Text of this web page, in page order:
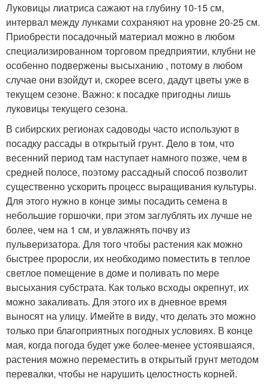
Луковицы лиатриса сажают на глубину 10-15 см,
интервал между лунками сохраняют на уровне 20-25 см.
Приобрести посадочный материал можно в любом
специализированном торговом предприятии, клубни не
особенно подвержены высыханию , потому в любом
случае они взойдут и, скорее всего, дадут цветы уже в
текущем сезоне. Важно: к посадке пригодны лишь
луковицы текущего сезона.
В сибирских регионах садоводы часто используют в
посадку рассады в открытый грунт. Дело в том, что
весенний период там наступает намного позже, чем в
средней полосе, поэтому рассадный способ позволит
существенно ускорить процесс выращивания культуры.
Для этого нужно в конце зимы посадить семена в
небольшие горшочки, при этом заглублять их лучше не
более, чем на 1 см, и увлажнять почву из
пульверизатора. Для того чтобы растения как можно
быстрее проросли, их необходимо поместить в теплое
светлое помещение в доме и поливать по мере
высыхания субстрата. Как только всходы окрепнут, их
можно закаливать. Для этого их в дневное время
выносят на улицу. Имейте в виду, что делать это можно
только при благоприятных погодных условиях. В конце
мая, когда погода будет уже более-менее устоявшаяся,
растения можно переместить в открытый грунт методом
перевалки, чтобы не нарушить целостность корней.